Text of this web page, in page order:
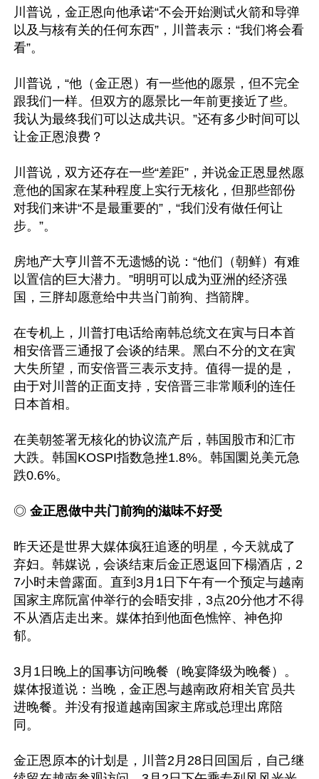
川普说，金正恩向他承诺“不会开始测试火箭和导弹
以及与核有关的任何东西”，川普表示：“我们将会看
看”。
川普说，“他（金正恩）有一些他的愿景，但不完全
跟我们一样。但双方的愿景比一年前更接近了些。
我认为最终我们可以达成共识。”还有多少时间可以
让金正恩浪费？
川普说，双方还存在一些“差距”，并说金正恩显然愿
意他的国家在某种程度上实行无核化，但那些部份
对我们来讲“不是最重要的”，“我们没有做任何让
步。”。
房地产大亨川普不无遗憾的说：“他们（朝鲜）有难
以置信的巨大潜力。”明明可以成为亚洲的经济强
国，三胖却愿意给中共当门前狗、挡箭牌。
在专机上，川普打电话给南韩总统文在寅与日本首
相安倍晋三通报了会谈的结果。黑白不分的文在寅
大失所望，而安倍晋三表示支持。值得一提的是，
由于对川普的正面支持，安倍晋三非常顺利的连任
日本首相。
在美朝签署无核化的协议流产后，韩国股市和汇市
大跌。韩国KOSPI指数急挫1.8%。韩国圜兑美元急
跌0.6%。
◎ 金正恩做中共门前狗的滋味不好受
昨天还是世界大媒体疯狂追逐的明星，今天就成了
弃妇。韩媒说，会谈结束后金正恩返回下榻酒店，2
7小时未曾露面。直到3月1日下午有一个预定与越南
国家主席阮富仲举行的会晤安排，3点20分他才不得
不从酒店走出来。媒体拍到他面色憔悴、神色抑
郁。
3月1日晚上的国事访问晚餐（晚宴降级为晚餐）。
媒体报道说：当晚，金正恩与越南政府相关官员共
进晚餐。并没有报道越南国家主席或总理出席陪
同。
金正恩原本的计划是，川普2月28日回国后，自己继